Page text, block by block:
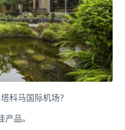
科马国际机场？
品。